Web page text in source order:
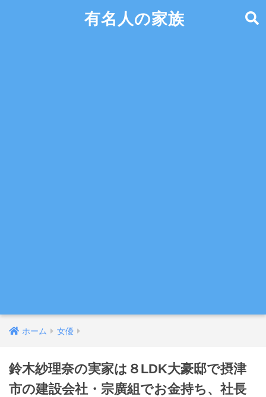
有名人の家族
ホーム 女優
鈴木紗理奈の実家は８LDK大豪邸で摂津
市の建設会社・宗廣組でお金持ち、社長